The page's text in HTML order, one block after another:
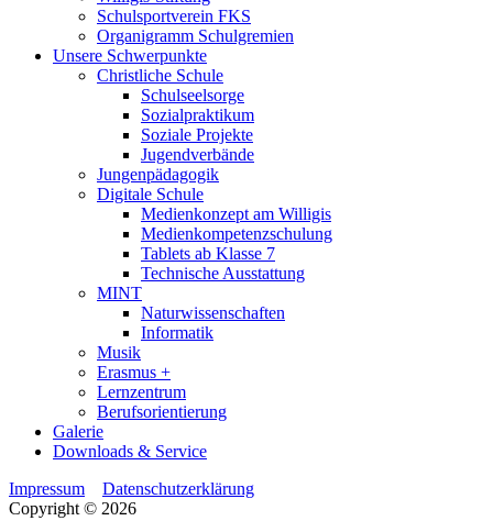
Schulsportverein FKS
Organigramm Schulgremien
Unsere Schwerpunkte
Christliche Schule
Schulseelsorge
Sozialpraktikum
Soziale Projekte
Jugendverbände
Jungenpädagogik
Digitale Schule
Medienkonzept am Willigis
Medienkompetenzschulung
Tablets ab Klasse 7
Technische Ausstattung
MINT
Naturwissenschaften
Informatik
Musik
Erasmus +
Lernzentrum
Berufsorientierung
Galerie
Downloads & Service
Impressum
Datenschutzerklärung
Copyright © 2026